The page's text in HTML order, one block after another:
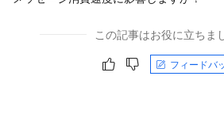
この記事はお役に立ちま
フィードバ